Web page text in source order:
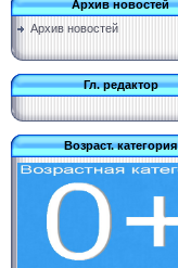
Архив новостей
Архив новостей
Гл. редактор
Возраст. категория